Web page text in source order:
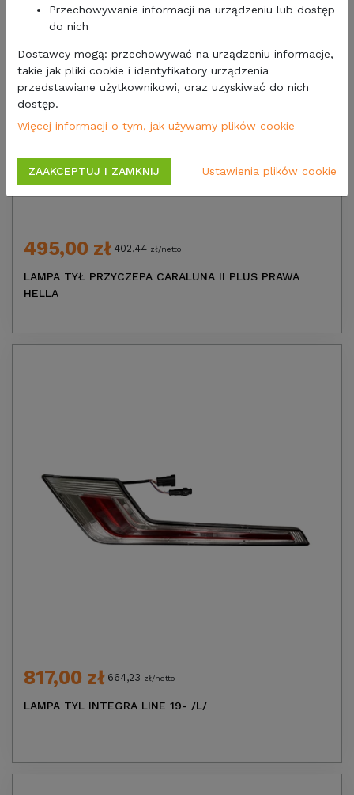
495,00 zł 402,44 zł/netto
LAMPA TYŁ PRZYCZEPA CARALUNA II PLUS PRAWA
HELLA
817,00 zł 664,23 zł/netto
LAMPA TYL INTEGRA LINE 19- /L/
Przechowywanie informacji na urządzeniu lub dostęp
do nich
Dostawcy mogą: przechowywać na urządzeniu informacje,
takie jak pliki cookie i identyfikatory urządzenia
przedstawiane użytkownikowi, oraz uzyskiwać do nich
dostęp.
Więcej informacji o tym, jak używamy plików cookie
ZAAKCEPTUJ I ZAMKNIJ Ustawienia plików cookie